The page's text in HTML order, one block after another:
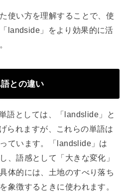
使い方を理解することで、使
landside」をより効果的に活
との違い
語としては、「landslide」と
られますが、これらの単語は
ています。「landslide」は
、語感として「大きな変化」
体的には、土地のすべり落ち
象徴するときに使われます。